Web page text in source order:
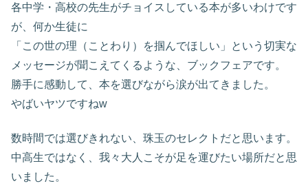
各中学・高校の先生がチョイスしている本が多いわけです
が、何か生徒に
「この世の理（ことわり）を掴んでほしい」という切実な
メッセージが聞こえてくるような、ブックフェアです。
勝手に感動して、本を選びながら涙が出てきました。
やばいヤツですねw
数時間では選びきれない、珠玉のセレクトだと思います。
中高生ではなく、我々大人こそが足を運びたい場所だと思
いました。